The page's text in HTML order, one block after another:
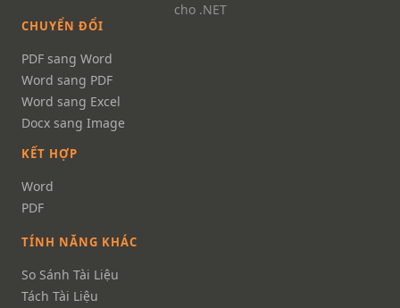
cho .NET
CHUYỂN ĐỔI
PDF sang Word
Word sang PDF
Word sang Excel
Docx sang Image
KẾT HỢP
Word
PDF
TÍNH NĂNG KHÁC
So Sánh Tài Liệu
Tách Tài Liệu